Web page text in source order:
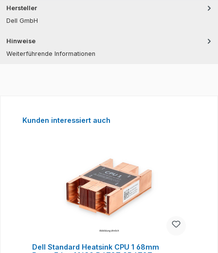
Hersteller
Dell GmbH
Hinweise
Weiterführende Informationen
Produktgalerie überspringen
Kunden interessiert auch
Dell Standard Heatsink CPU 1 68mm